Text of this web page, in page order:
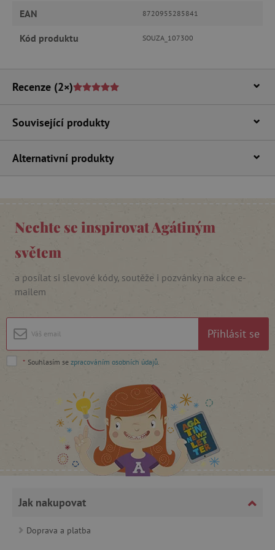
EAN 8720955285841
Kód produktu SOUZA_107300
Recenze (2×)
Související produkty
Alternativní produkty
Nechte se inspirovat Agátiným
světem
a posílat si slevové kódy, soutěže i pozvánky na akce e-
mailem
Přihlásit se
* Souhlasím se zpracováním osobních údajů
Jak nakupovat
Doprava a platba
cookie správně používat.
Provider/
__cf_bm
.vimeo.com
cjConsent .agatinsvet.cz
CookieScriptConsent